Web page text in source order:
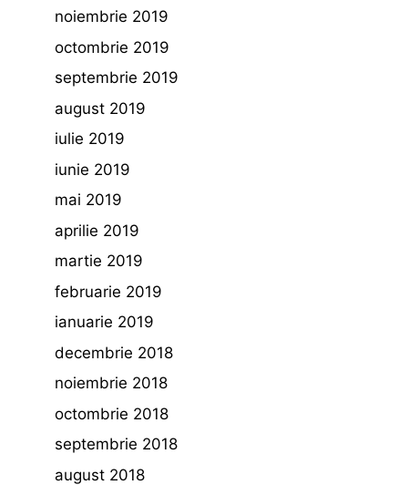
noiembrie 2019
octombrie 2019
septembrie 2019
august 2019
iulie 2019
iunie 2019
mai 2019
aprilie 2019
martie 2019
februarie 2019
ianuarie 2019
decembrie 2018
noiembrie 2018
octombrie 2018
septembrie 2018
august 2018